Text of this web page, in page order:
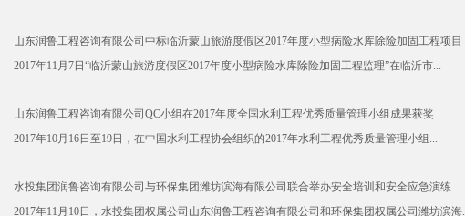
山东润鲁工程咨询有限公司中标临沂蒙山旅游度假区2017年度小型病险水库除险加固工程项目
2017年11月7日“临沂蒙山旅游度假区2017年度小型病险水库除险加固工程监理”在临沂市...
山东润鲁工程咨询有限公司QC小组在2017年度全国水利工程优秀质量管理小组成果获奖
2017年10月16日至19日，在中国水利工程协会组织的2017年水利工程优秀质量管理小组...
水投集团润鲁咨询有限公司与环保集团潍坊滨海有限公司联合举办安全培训和安全应急演练
2017年11月10日，水投集团权属公司山东润鲁工程咨询有限公司和环保集团权属公司潍坊滨海...